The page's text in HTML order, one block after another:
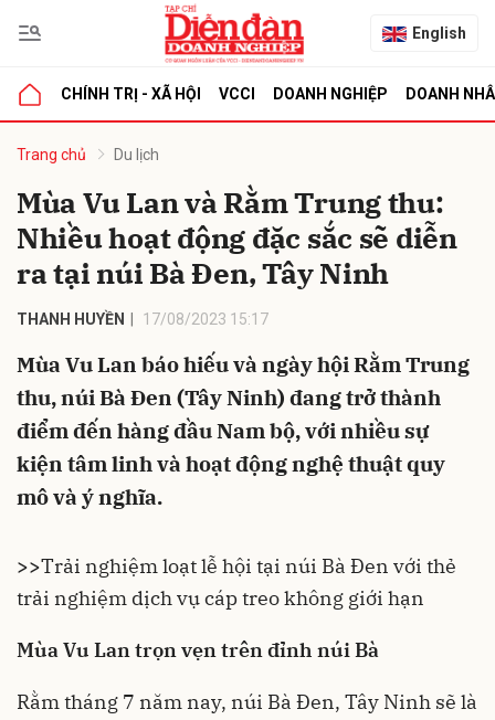
English
CHÍNH TRỊ - XÃ HỘI VCCI DOANH NGHIỆP DOANH
Trang chủ Du lịch
Mùa Vu Lan và Rằm Trung thu:
Nhiều hoạt động đặc sắc sẽ diễn
ra tại núi Bà Đen, Tây Ninh
THANH HUYỀN 17/08/2023 15:17
Mùa Vu Lan báo hiếu và ngày hội Rằm Trung
thu, núi Bà Đen (Tây Ninh) đang trở thành
điểm đến hàng đầu Nam bộ, với nhiều sự
kiện tâm linh và hoạt động nghệ thuật quy
mô và ý nghĩa.
>>Trải nghiệm loạt lễ hội tại núi Bà Đen với thẻ
trải nghiệm dịch vụ cáp treo không giới hạn
Mùa Vu Lan trọn vẹn trên đỉnh núi Bà
Rằm tháng 7 năm nay, núi Bà Đen, Tây Ninh sẽ là
luận
Hủy